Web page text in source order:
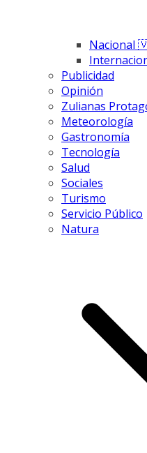
Nacional
Publicidad
Opinión
Zulianas
Meteorología
Gastronomía
Tecnología
Salud
Sociales
Turismo
Servicio Público
Natura